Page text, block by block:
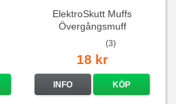
ElektroSkutt Muffs
Övergångsmuff
(3)
18 kr
INFO KÖP